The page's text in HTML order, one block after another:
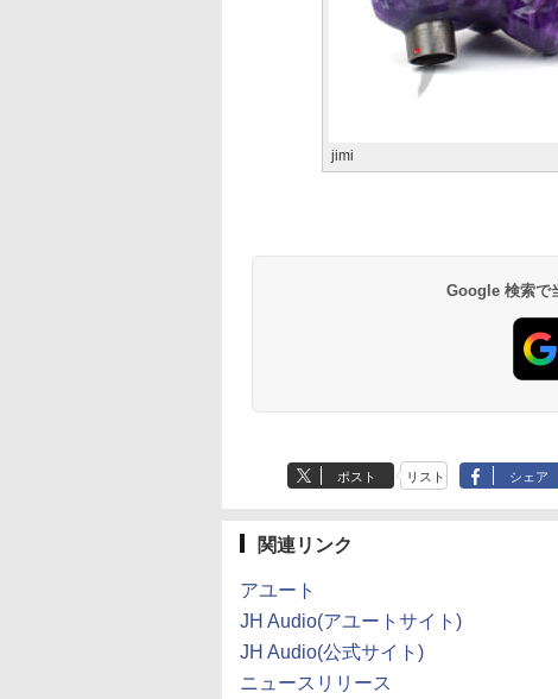
jimi
Google 検索で
ポスト リスト シェア
関連リンク
アユート
JH Audio(アユートサイト)
JH Audio(公式サイト)
ニュースリリース